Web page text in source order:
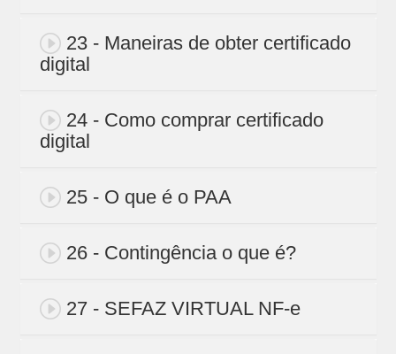
23 - Maneiras de obter certificado
digital
24 - Como comprar certificado
digital
25 - O que é o PAA
26 - Contingência o que é?
27 - SEFAZ VIRTUAL NF-e